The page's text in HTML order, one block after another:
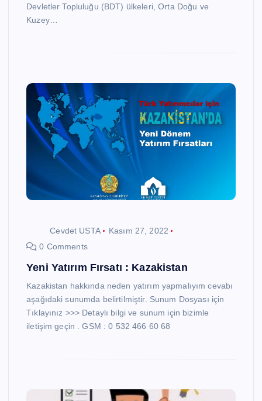
Devletler Topluluğu (BDT) ülkeleri, Orta Doğu ve
Kuzey…
Cevdet USTA
Kasım 27, 2022
0 Comments
Yeni Yatırım Fırsatı : Kazakistan
Kazakistan hakkında neden yatırım yapmalıyım cevabı
aşağıdaki sunumda belirtilmiştir. Sunum Dosyası için
Tıklayınız >>> Detaylı bilgi ve sunum için bizimle
iletişim geçin . GSM : 0 532 466 60 68